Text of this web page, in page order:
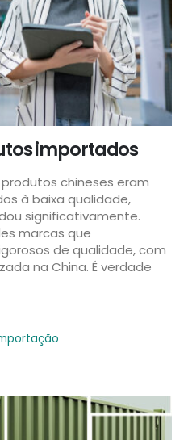
importados
chineses eram
à baixa qualidade,
significativamente.
marcas que
de qualidade, com
na China. É verdade